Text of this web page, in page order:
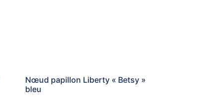
Nœud papillon Liberty « Betsy »
bleu